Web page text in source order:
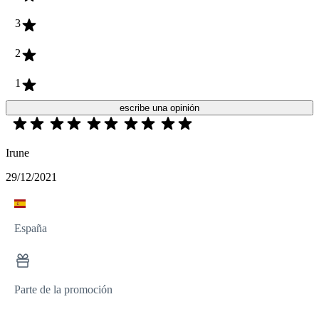
3
2
1
escribe una opinión
Irune
29/12/2021
España
Parte de la promoción